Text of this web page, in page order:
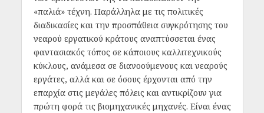
«παλιά» τέχνη. Παράλληλα με τις πολιτικές
διαδικασίες και την προσπάθεια συγκρότησης του
νεαρού εργατικού κράτους αναπτύσσεται ένας
φαντασιακός τόπος σε κάποιους καλλιτεχνικούς
κύκλους, ανάμεσα σε διανοούμενους και νεαρούς
εργάτες, αλλά και σε όσους έρχονται από την
επαρχία στις μεγάλες πόλεις και αντικρίζουν για
πρώτη φορά τις βιομηχανικές μηχανές. Είναι ένας